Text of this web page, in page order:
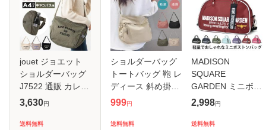
jouet ジョエット
ショルダーバッグ
J7522 通販 カレッ
ジロゴショルダー
めがけバッグ ショ
3,630円
送料無料
ショルダーバッグ
トートバッグ 鞄 レ
ディース 斜め掛け
2way 大容量 軽量
マザーズバッグ フ
999円
送料無料
MADISON
SQUARE
GARDEN ミニボス
トンショルダー マ
ィソンバッグ メン
2,998円
送料無料